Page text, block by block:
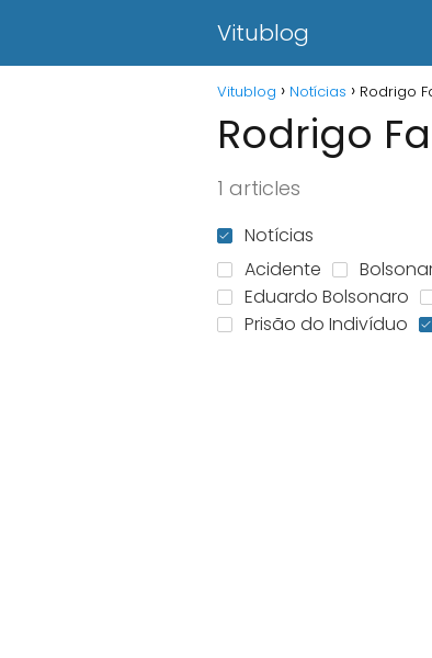
Vitublog
Vitublog Notícias Rodrigo
Rodrigo
1 articles
Notícias
Acidente
Eduardo Bolsonaro
Prisão do Indivíduo